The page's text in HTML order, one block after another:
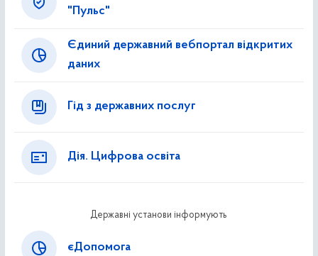
"Пульс"
Єдиний державний вебпортал відкритих
даних
Гід з державних послуг
Дія. Цифрова освіта
Державні установи інформують
єДопомога